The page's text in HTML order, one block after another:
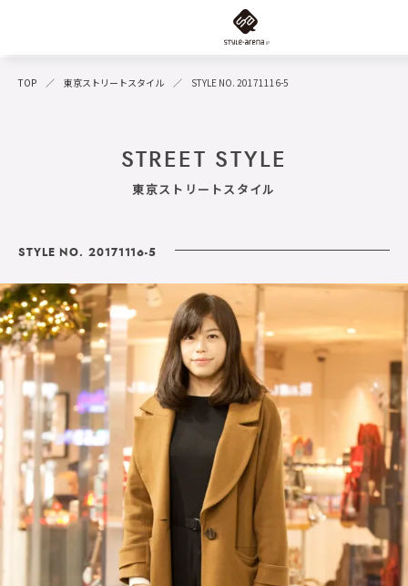
TOP 東京ストリートスタイル STYLE NO. 20171116-5
STREET STYLE
東京ストリートスタイル
STYLE NO. 20171116-5